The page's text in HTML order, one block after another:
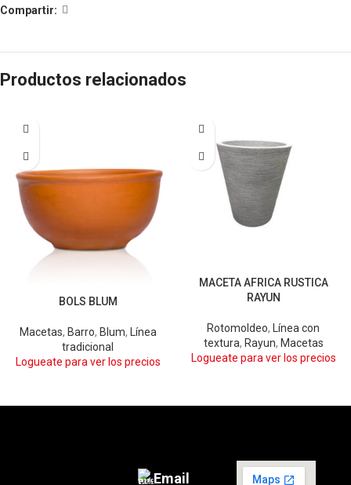
Compartir:
Productos relacionados
BOLS BLUM
Macetas, Barro, Blum,
Línea
tradicional
Logueate para ver los precios
ARENA
BLANCO
CHOCOLATE
MACETA AFRICA RUSTICA
RAYUN
Rotomoldeo,
Línea con
textura, Rayun, Macetas
Logueate para ver los precios
Email